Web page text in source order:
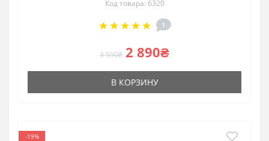
Код товара: 6320
1
3 590₴ 2 890₴
В КОРЗИНУ
-19%